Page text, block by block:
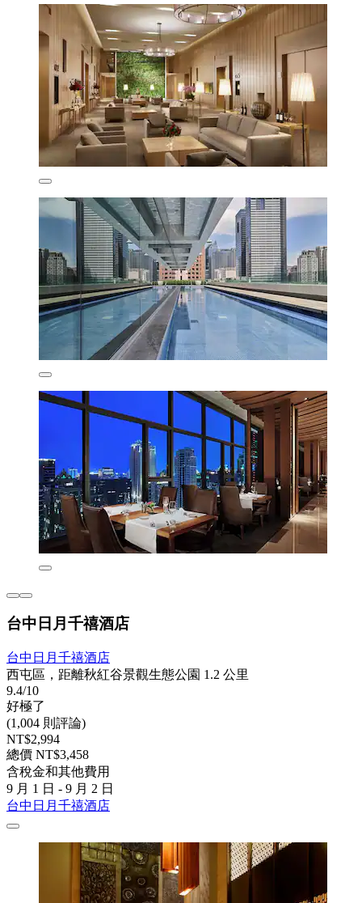
台中日月千禧酒店
台中日月千禧酒店
西屯區，距離秋紅谷景觀生態公園 1.2 公里
9.4/10
好極了
(1,004 則評論)
NT$2,994
總價 NT$3,458
含稅金和其他費用
9 月 1 日 - 9 月 2 日
台中日月千禧酒店